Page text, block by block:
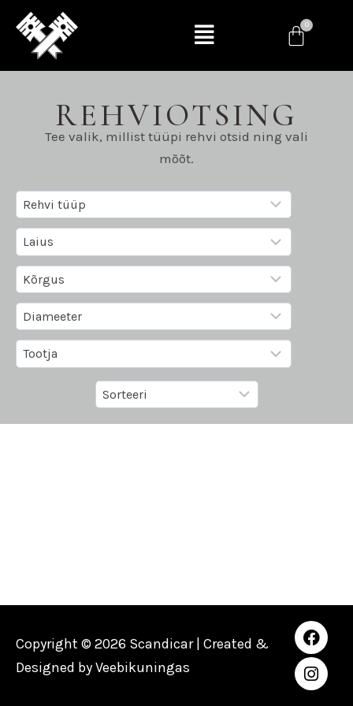
REHVIOTSING
Tee valik, millist tüüpi rehvi otsid ning vali
mõõt.
Copyright © 2026 Scandicar | Created &
Designed byVeebikuningas